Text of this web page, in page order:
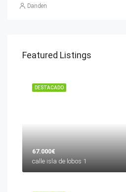
Danden
Featured Listings
DESTACADO
67.000€
calle isla de lobos 1